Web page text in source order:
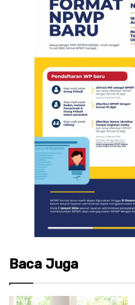
Baca Juga